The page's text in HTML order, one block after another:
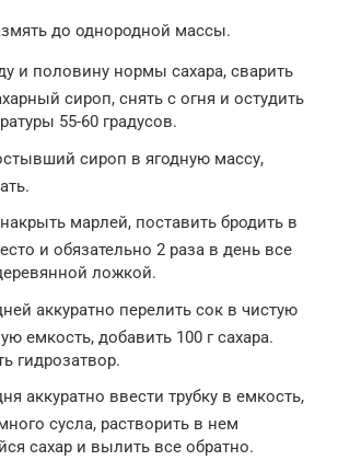
до однородной массы.
и половину нормы сахара, сварить
сироп, снять с огня и остудить
55-60 градусов.
сироп в ягодную массу,
марлей, поставить бродить в
и обязательно 2 раза в день все
ложкой.
аккуратно перелить сок в чистую
емкость, добавить 100 г сахара.
гидрозатвор.
аккуратно ввести трубку в емкость,
сусла, растворить в нем
сахар и вылить все обратно.